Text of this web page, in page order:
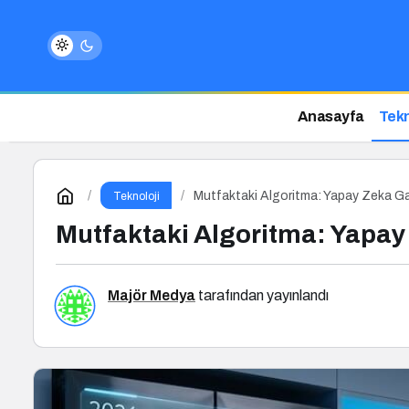
Anasayfa
Teknoloji Mutfaktaki Algoritma: Yapay Zeka
Mutfaktaki Algoritma: Yapay
Majör Medya tarafından yayınlandı